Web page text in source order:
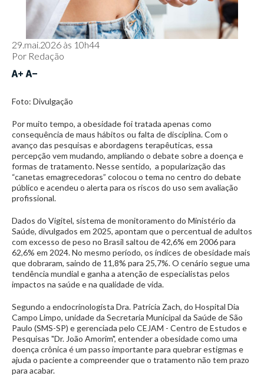
29.mai.2026 às 10h44
Por Redação
Foto: Divulgação
Por muito tempo, a obesidade foi tratada apenas como
consequência de maus hábitos ou falta de disciplina. Com o
avanço das pesquisas e abordagens terapêuticas, essa
percepção vem mudando, ampliando o debate sobre a doença e
formas de tratamento. Nesse sentido, a popularização das
“canetas emagrecedoras” colocou o tema no centro do debate
público e acendeu o alerta para os riscos do uso sem avaliação
profissional.
Dados do Vigitel, sistema de monitoramento do Ministério da
Saúde, divulgados em 2025, apontam que o percentual de adultos
com excesso de peso no Brasil saltou de 42,6% em 2006 para
62,6% em 2024. No mesmo período, os índices de obesidade mais
que dobraram, saindo de 11,8% para 25,7%. O cenário segue uma
tendência mundial e ganha a atenção de especialistas pelos
impactos na saúde e na qualidade de vida.
Segundo a endocrinologista Dra. Patrícia Zach, do Hospital Dia
Campo Limpo, unidade da Secretaria Municipal da Saúde de São
Paulo (SMS-SP) e gerenciada pelo CEJAM - Centro de Estudos e
Pesquisas "Dr. João Amorim", entender a obesidade como uma
doença crônica é um passo importante para quebrar estigmas e
ajuda o paciente a compreender que o tratamento não tem prazo
para acabar.